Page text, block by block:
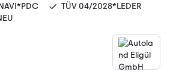
TÜV 04/2028*LEDER